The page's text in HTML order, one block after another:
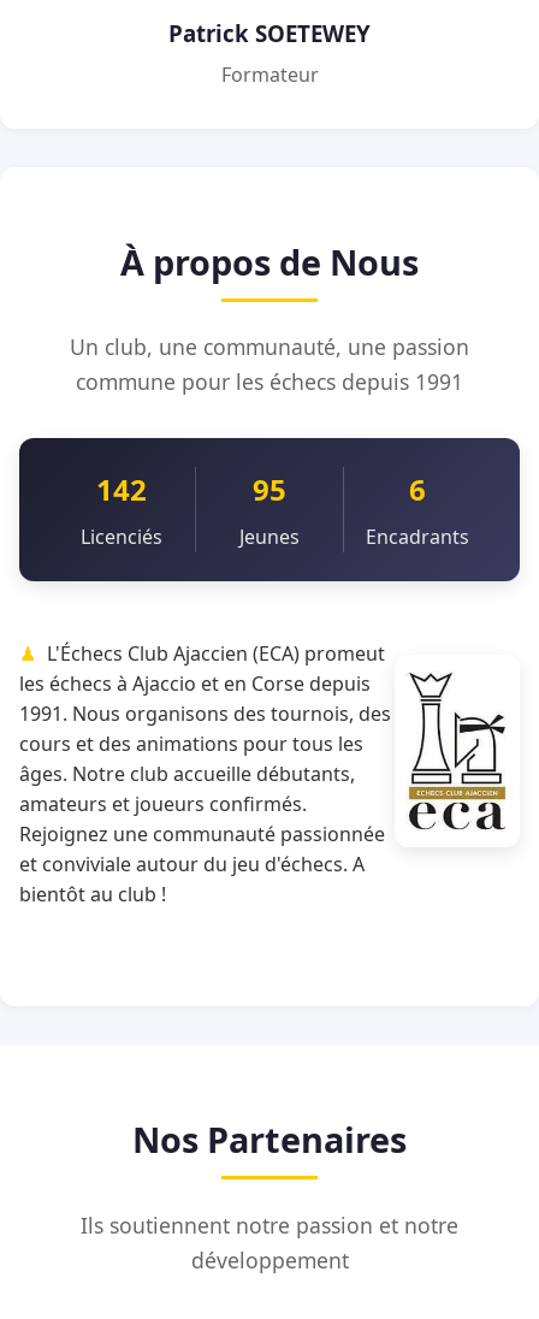
Patrick SOETEWEY
Formateur
À propos de Nous
Un club, une communauté, une passion
commune pour les échecs depuis 1991
142
Licenciés
95
Jeunes
6
Encadrants
L'Échecs Club Ajaccien (ECA) promeut
les échecs à Ajaccio et en Corse depuis
1991. Nous organisons des tournois, des
cours et des animations pour tous les
âges. Notre club accueille débutants,
amateurs et joueurs confirmés.
Rejoignez une communauté passionnée
et conviviale autour du jeu d'échecs. A
bientôt au club !
Nos Partenaires
Ils soutiennent notre passion et notre
développement